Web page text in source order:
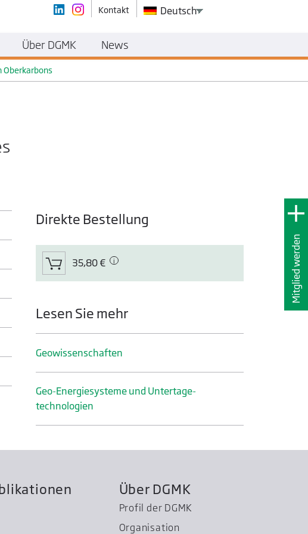
Mitglied werden
Oberkarbons
Direkte Bestellung
35,80 €
Lesen Sie mehr
Geo­wissenschaften
Geo-Energiesysteme und Untertage­
technologien
Über DGMK
Profil der DGMK
Organisation
Kontakt Deutsch
Über DGMK News